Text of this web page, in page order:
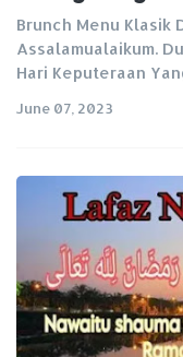
Brunch Menu Klasik
Assalamualaikum.
Hari Keputeraan
June 07, 2023